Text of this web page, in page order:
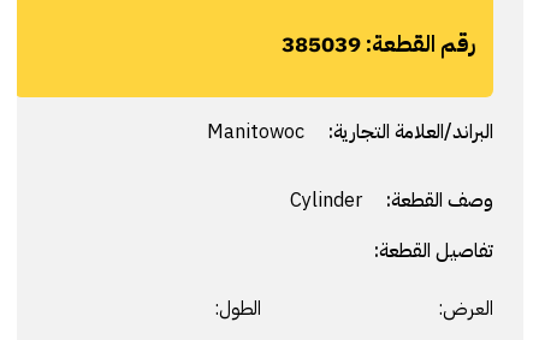
رقم القطعة:385039
البراند/العلامة التجارية: Manitowoc
وصف القطعة:
Cylinder
تفاصيل القطعة:
العرض:
الطول: